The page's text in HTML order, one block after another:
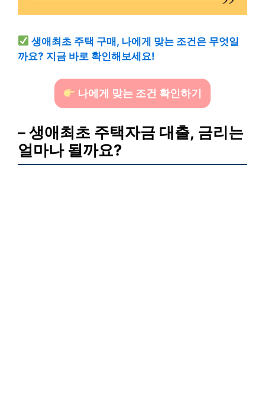
생애최초 주택 구매, 나에게 맞는 조건은 무엇일
까요? 지금 바로 확인해보세요!
나에게 맞는 조건 확인하기
– 생애최초 주택자금 대출, 금리는
얼마나 될까요?